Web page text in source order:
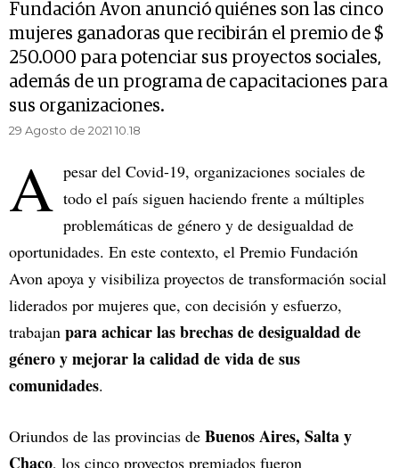
Fundación Avon anunció quiénes son las cinco
mujeres ganadoras que recibirán el premio de $
250.000 para potenciar sus proyectos sociales,
además de un programa de capacitaciones para
sus organizaciones.
29 Agosto de 2021 10.18
A pesar del Covid-19, organizaciones sociales de
todo el país siguen haciendo frente a múltiples
problemáticas de género y de desigualdad de
oportunidades. En este contexto, el Premio Fundación
Avon apoya y visibiliza proyectos de transformación social
liderados por mujeres que, con decisión y esfuerzo,
trabajan para achicar las brechas de desigualdad de
género y mejorar la calidad de vida de sus
comunidades.
Oriundos de las provincias de Buenos Aires, Salta y
Chaco, los cinco proyectos premiados fueron